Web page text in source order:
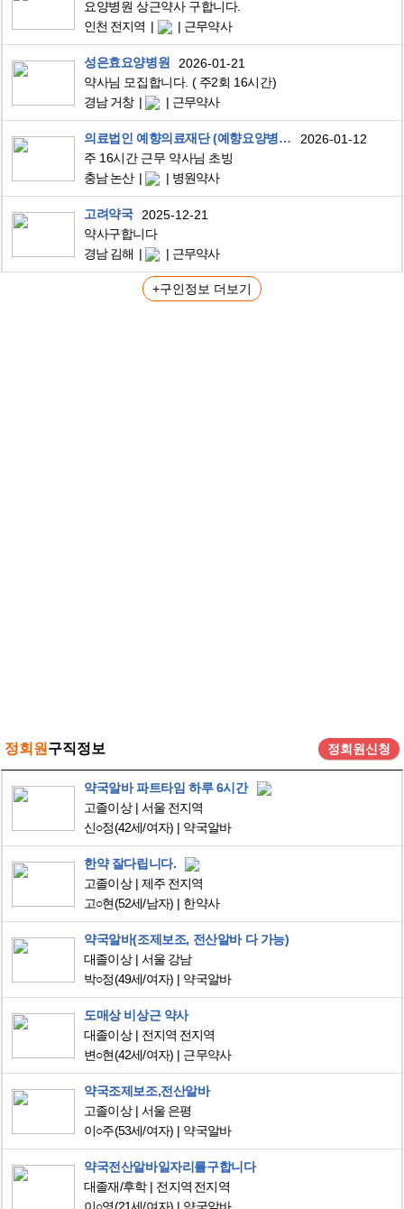
요양병원 상근약사 구합니다.
인천 전지역
근무약사
성은효요양병원
2026-01-21
약사님 모집합니다. ( 주2회 16시간)
경남 거창
근무약사
의료법인 예향의료재단 (예향요양병원)
2026-01-12
주 16시간 근무 약사님 초빙
충남 논산
병원약사
고려약국
2025-12-21
약사구합니다
경남 김해
근무약사
+구인정보 더보기
정회원 구직정보 정회원신청
약국알바 파트타임 하루 6시간
고졸이상
서울 전지역
신○정(42세/여자) 약국알바
한약 잘다립니다.
고졸이상
제주 전지역
고○현(52세/남자) 한약사
약국알바(조제보조, 전산알바 다 가능)
대졸이상
서울 강남
박○정(49세/여자) 약국알바
도매상 비상근 약사
대졸이상
전지역 전지역
변○현(42세/여자) 근무약사
약국조제보조,전산알바
고졸이상
서울 은평
이○주(53세/여자) 약국알바
약국전산알바일자리를구합니다
대졸재/후학
전지역 전지역